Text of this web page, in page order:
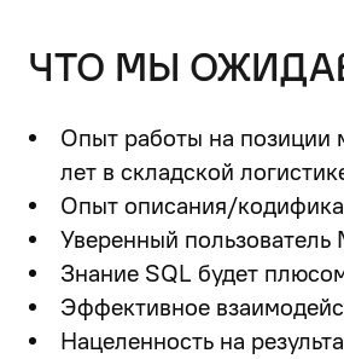
что мы
Опыт работы на позиции
лет в складской
Опыт описания/
Уверенный
Знание SQL будет
Эффективное
Нацеленность на